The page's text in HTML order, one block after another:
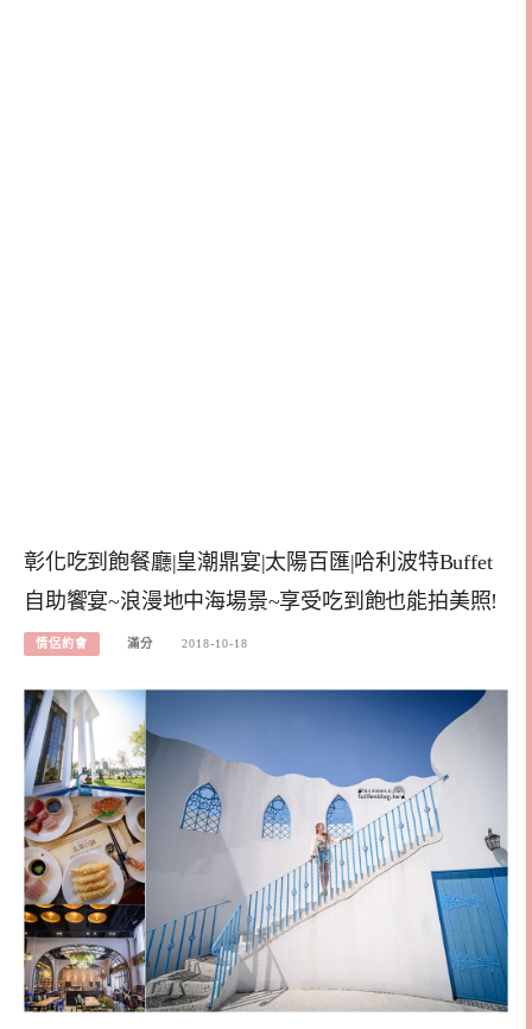
彰化吃到飽餐廳|皇潮鼎宴|太陽百匯|哈利波特Buffet
自助饗宴~浪漫地中海場景~享受吃到飽也能拍美照!
情侶約會 滿分 2018-10-18